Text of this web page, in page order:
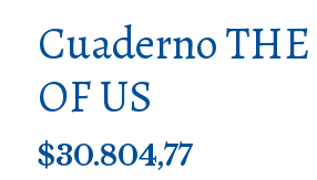
Cuaderno
OF US
$30.804,77